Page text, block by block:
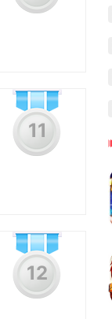
11
12